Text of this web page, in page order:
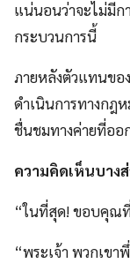
แน่นอนว่าจะไม่มี
กระบวนการนี้
ภายหลังตัวแทนขอ
ดำเนินการทางกฎ
ชื่นชมทางค่ายที่ออ
ความคิดเห็นบาง
“ในที่สุด! ขอบคุณ
“พระเจ้า พวกเข